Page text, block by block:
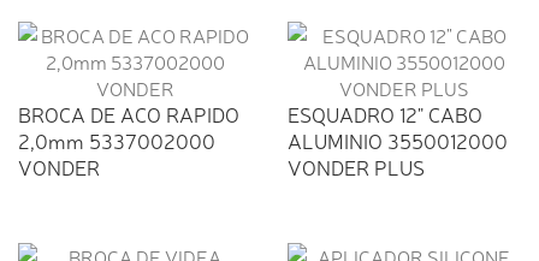
BROCA DE ACO RAPIDO
2,0mm 5337002000
VONDER
ESQUADRO 12" CABO
ALUMINIO 3550012000
VONDER PLUS